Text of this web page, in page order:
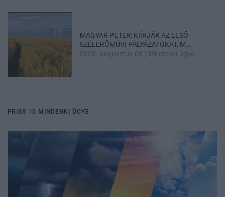
MAGYAR PÉTER: KIÍRJÁK AZ ELSŐ
SZÉLERŐMŰVI PÁLYÁZATOKAT, M...
2026. augusztus 06 Mindenki ügye
FRISS 10 MINDENKI ÜGYE